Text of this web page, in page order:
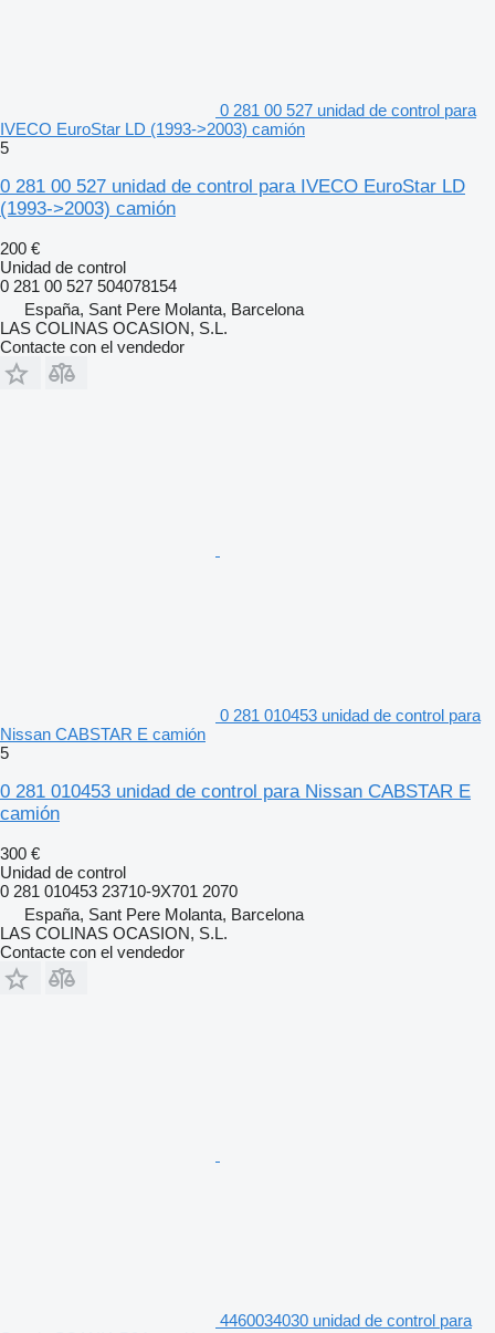
0 281 00 527 unidad de control para
IVECO EuroStar LD (1993->2003) camión
5
0 281 00 527 unidad de control para IVECO EuroStar LD
(1993->2003) camión
200 €
Unidad de control
0 281 00 527 504078154
España, Sant Pere Molanta, Barcelona
LAS COLINAS OCASION, S.L.
Contacte con el vendedor
0 281 010453 unidad de control para
Nissan CABSTAR E camión
5
0 281 010453 unidad de control para Nissan CABSTAR E
camión
300 €
Unidad de control
0 281 010453 23710-9X701 2070
España, Sant Pere Molanta, Barcelona
LAS COLINAS OCASION, S.L.
Contacte con el vendedor
4460034030 unidad de control para